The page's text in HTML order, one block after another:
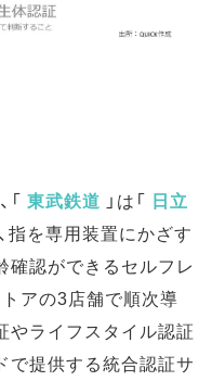
「東武鉄道 」は「 日立
指を専用装置にかざす
確認ができるセルフレ
アの3店舗で順次導
やライフスタイル認証
で提供する統合認証サ